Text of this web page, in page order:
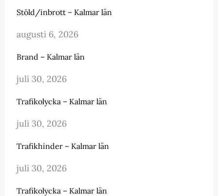
Stöld/inbrott – Kalmar län
augusti 6, 2026
Brand – Kalmar län
juli 30, 2026
Trafikolycka – Kalmar län
juli 30, 2026
Trafikhinder – Kalmar län
juli 30, 2026
Trafikolycka – Kalmar län